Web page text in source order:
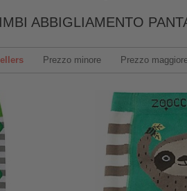
ABBIGLIAMENTO
Prezzo minore Prezzo